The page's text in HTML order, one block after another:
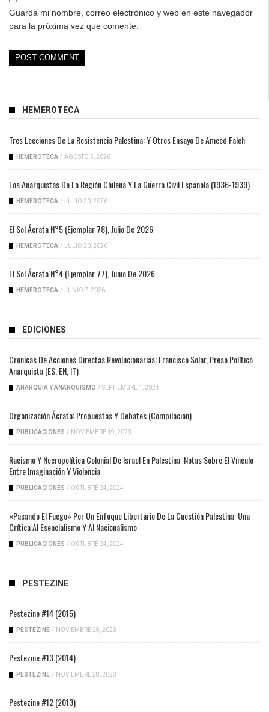
Guarda mi nombre, correo electrónico y web en este navegador
para la próxima vez que comente.
HEMEROTECA
Tres Lecciones De La Resistencia Palestina: Y Otros Ensayo De Ameed Faleh
HEMEROTECA / AGOSTO 5, 2026
Los Anarquistas De La Región Chilena Y La Guerra Civil Española (1936-1939)
HEMEROTECA / JULIO 20, 2026
El Sol Ácrata N°5 (ejemplar 78), Julio De 2026
HEMEROTECA / JULIO 20, 2026
El Sol Ácrata N°4 (ejemplar 77), Junio De 2026
HEMEROTECA / JUNIO 7, 2026
EDICIONES
Crónicas De Acciones Directas Revolucionarias: Francisco Solar, Preso Político
Anarquista (ES, EN, IT)
ANARQUÍA Y ANARQUISMO / SEPTIEMBRE 1, 2024
Organización Ácrata: Propuestas Y Debates (compilación)
PUBLICACIONES / NOVIEMBRE 19, 2023
Racismo Y Necropolítica Colonial De Israel En Palestina: Notas Sobre El Vínculo
Entre Imaginación Y Violencia
PUBLICACIONES / OCTUBRE 24, 2024
«Pasando El Fuego» Por Un Enfoque Libertario De La Cuestión Palestina: Una
Crítica Al Esencialismo Y Al Nacionalismo
PUBLICACIONES / OCTUBRE 24, 2024
PESTEZINE
Pestezine #14 (2015)
PESTEZINE / NOVIEMBRE 28, 2023
Pestezine #13 (2014)
PESTEZINE / NOVIEMBRE 28, 2023
Pestezine #12 (2013)